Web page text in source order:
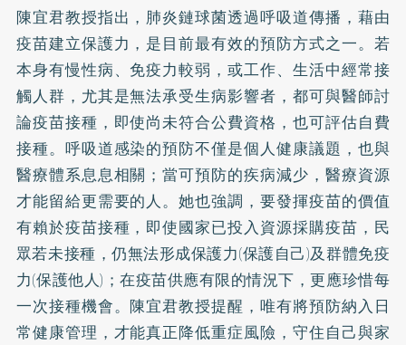
陳宜君教授指出，肺炎鏈球菌透過呼吸道傳播，藉由
疫苗建立保護力，是目前最有效的預防方式之一。若
本身有慢性病、免疫力較弱，或工作、生活中經常接
觸人群，尤其是無法承受生病影響者，都可與醫師討
論疫苗接種，即使尚未符合公費資格，也可評估自費
接種。呼吸道感染的預防不僅是個人健康議題，也與
醫療體系息息相關；當可預防的疾病減少，醫療資源
才能留給更需要的人。她也強調，要發揮疫苗的價值
有賴於疫苗接種，即使國家已投入資源採購疫苗，民
眾若未接種，仍無法形成保護力(保護自己)及群體免疫
力(保護他人)；在疫苗供應有限的情況下，更應珍惜每
一次接種機會。陳宜君教授提醒，唯有將預防納入日
常健康管理，才能真正降低重症風險，守住自己與家